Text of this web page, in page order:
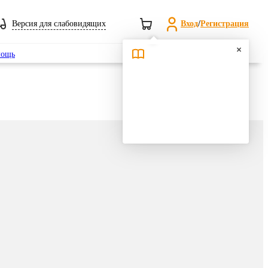
Версия для слабовидящих Вход/Регистрация
Поиск